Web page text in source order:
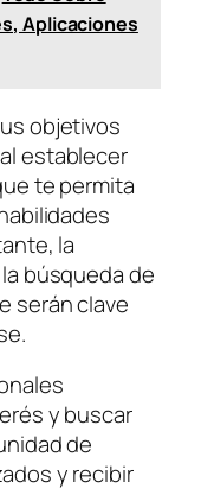
Aplicaciones
objetivos
establecer
te permita
la
búsqueda de
serán clave
y buscar
de
y recibir